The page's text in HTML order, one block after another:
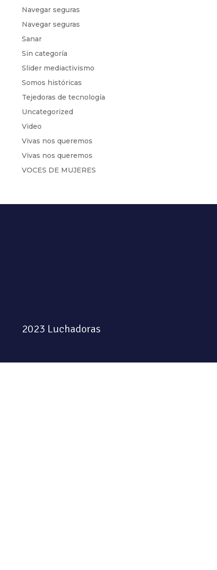
Navegar seguras
Navegar seguras
Sanar
Sin categoría
Slider mediactivismo
Somos históricas
Tejedoras de tecnología
Uncategorized
Video
Vivas nos queremos
Vivas nos queremos
VOCES DE MUJERES
2023 Luchadoras